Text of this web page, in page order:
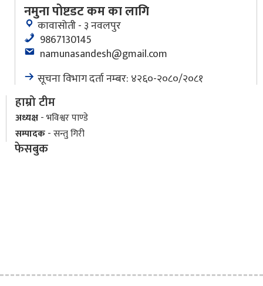
नमुना पोष्टडट कम का लागि
कावासोती - ३ नवलपुर
9867130145
namunasandesh@gmail.com
सूचना विभाग दर्ता नम्बर: ४२६०-२०८०/२०८१
हाम्रो टीम
अध्यक्ष- भविश्वर पाण्डे
सम्पादक- सन्तु गिरी
फेसबुक